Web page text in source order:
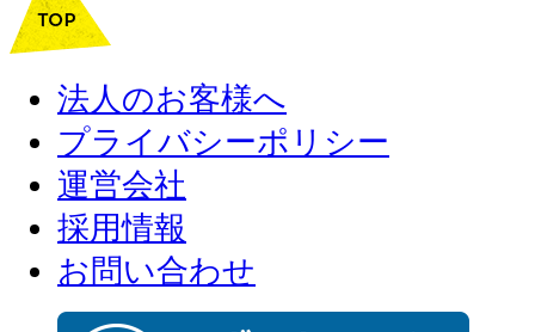
法人のお客様へ
プライバシーポリシー
運営会社
採用情報
お問い合わせ